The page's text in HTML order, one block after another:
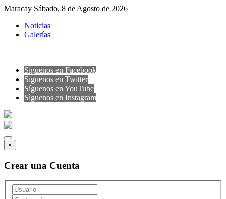
Maracay Sábado, 8 de Agosto de 2026
Noticias
Galerías
Síguenos en Facebook
Síguenos en Twitter
Síguenos en YouTube
Sìguenos en Instagram
×
Crear una Cuenta